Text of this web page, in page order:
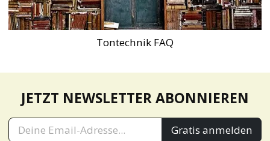
Tontechnik FAQ
JETZT NEWSLETTER ABONNIEREN
Gratis anmelden